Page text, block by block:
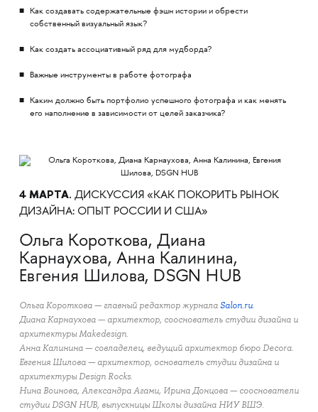
Как создавать содержательные фэшн истории и обрести
собственный визуальный язык?
Как создать ассоциативный ряд для мудборда?
Важные инструменты в работе фотографа
Каким должно быть портфолио успешного фотографа и как менять
его наполнение в зависимости от целей заказчика?
4 МАРТА. ДИСКУССИЯ «КАК ПОКОРИТЬ РЫНОК
ДИЗАЙНА: ОПЫТ РОССИИ И США»
Ольга Короткова, Диана
Карнаухова, Анна Калинина,
Евгения Шилова, DSGN HUB
Ольга Короткова — главный редактор журналаSalon.ru.
Диана Карнаухова — архитектор, сооснователь студии дизайна и
архитектуры Makedesign.
Анна Калинина — совладелец, ведущий архитектор бюро Decora.
Евгения Шилова — архитектор, основатель студии дизайна и
архитектуры Design Rocks.
Нина Воинова, Александра Агами, Ирина Донцова — сооснователи
студии DSGN HUB, выпускницы Школы дизайна НИУ ВШЭ.